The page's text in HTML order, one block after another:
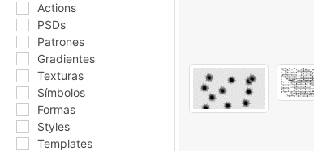
Actions
PSDs
Patrones
Gradientes
Texturas
Símbolos
Formas
Styles
Templates